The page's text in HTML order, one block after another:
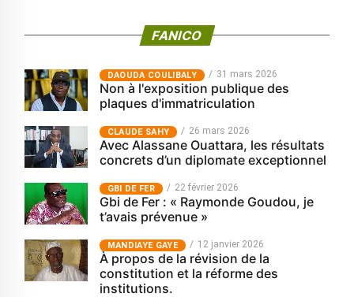
FANICO
‎DAOUDA COULIBALY 31 mars 2026
Non à l'exposition publique des
plaques d'immatriculation
CLAUDE SAHY 26 mars 2026
Avec Alassane Ouattara, les résultats
concrets d’un diplomate exceptionnel
GBI DE FER 22 février 2026
Gbi de Fer : « Raymonde Goudou, je
t’avais prévenue »
MANDIAYE GAYE 12 janvier 2026
À propos de la révision de la
constitution et la réforme des
institutions.